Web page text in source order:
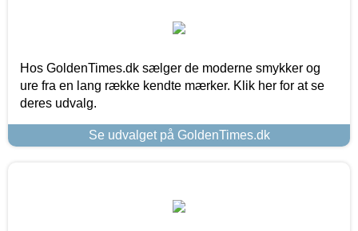
Hos GoldenTimes.dk sælger de moderne smykker og
ure fra en lang række kendte mærker. Klik her for at se
deres udvalg.
Se udvalget på GoldenTimes.dk